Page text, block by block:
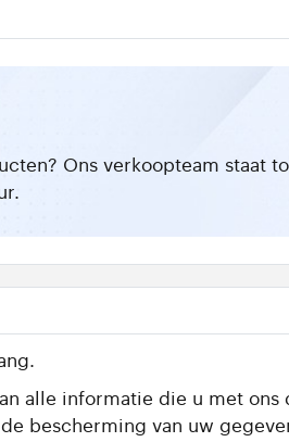
Ons verkoopteam staat
alle informatie die u met ons
bescherming van uw